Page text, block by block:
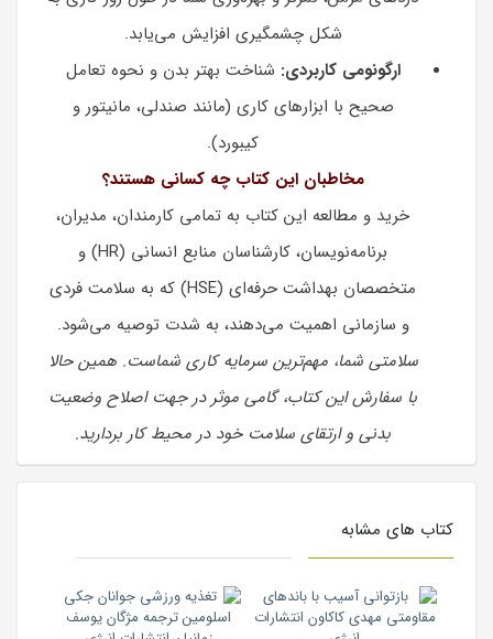
شکل چشمگیری افزایش می‌یابد.
ارگونومی کاربردی: شناخت بهتر بدن و نحوه تعامل
صحیح با ابزارهای کاری (مانند صندلی، مانیتور و
کیبورد).
مخاطبان این کتاب چه کسانی هستند؟
خرید و مطالعه این کتاب به تمامی کارمندان، مدیران،
برنامه‌نویسان، کارشناسان منابع انسانی (HR) و
متخصصان بهداشت حرفه‌ای (HSE) که به سلامت فردی
و سازمانی اهمیت می‌دهند، به شدت توصیه می‌شود.
سلامتی شما، مهم‌ترین سرمایه کاری شماست. همین حالا
با سفارش این کتاب، گامی موثر در جهت اصلاح وضعیت
بدنی و ارتقای سلامت خود در محیط کار بردارید.
کتاب های مشابه